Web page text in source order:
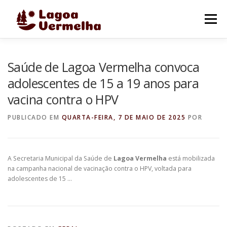
Menu
FALE CONOSCO
Saúde de Lagoa Vermelha convoca
adolescentes de 15 a 19 anos para
vacina contra o HPV
PUBLICADO EM QUARTA-FEIRA, 7 DE MAIO DE 2025 POR
A Secretaria Municipal da Saúde de Lagoa Vermelha está mobilizada
na campanha nacional de vacinação contra o HPV, voltada para
adolescentes de 15 …